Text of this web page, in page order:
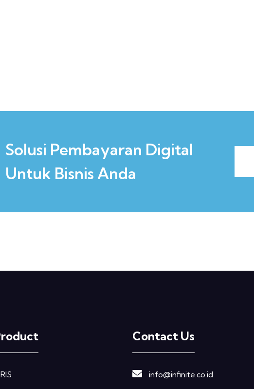
Solusi Pembayaran Digital
Untuk Bisnis Anda
Contact Us
info@infinite.co.id